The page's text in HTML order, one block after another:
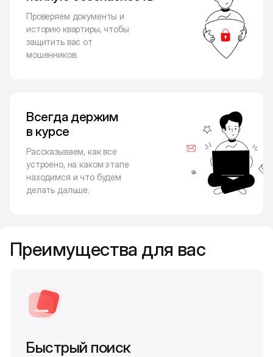
Проверяем документы и
историю квартиры, чтобы
защитить вас от
мошенников.
Всегда держим
в курсе
Рассказываем, как все
устроено, на каком этапе
находимся и что будем
делать дальше.
Преимущества для вас
Быстрый поиск